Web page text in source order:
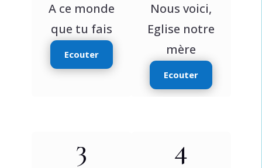
A ce monde
que tu fais
Ecouter
Nous voici,
Eglise notre
mère
Ecouter
3 4